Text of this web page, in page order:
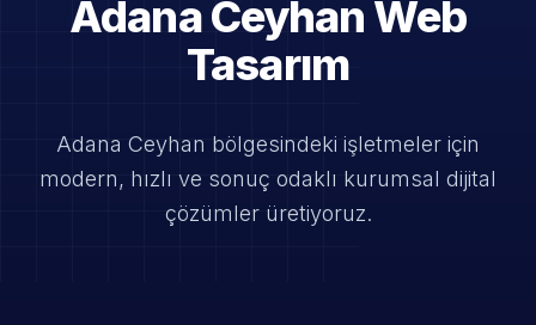
Adana Ceyhan Web
Tasarım
Adana Ceyhan bölgesindeki işletmeler için
modern, hızlı ve sonuç odaklı kurumsal dijital
çözümler üretiyoruz.